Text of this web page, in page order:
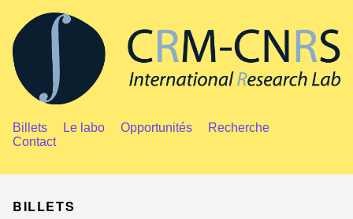
Billets Le labo Opportunités
Recherche
Contact
BILLETS